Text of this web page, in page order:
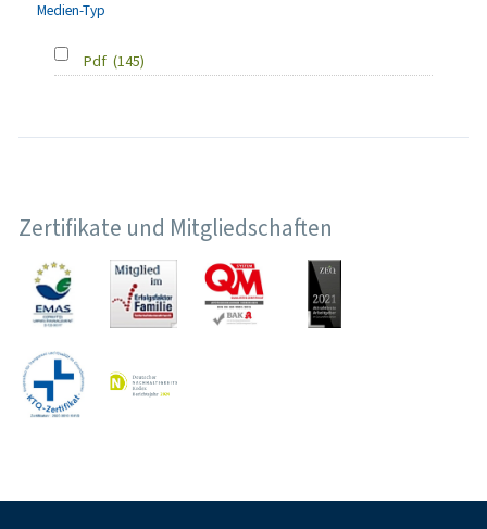
Medien-Typ
Pdf (145)
Zertifikate und Mitgliedschaften